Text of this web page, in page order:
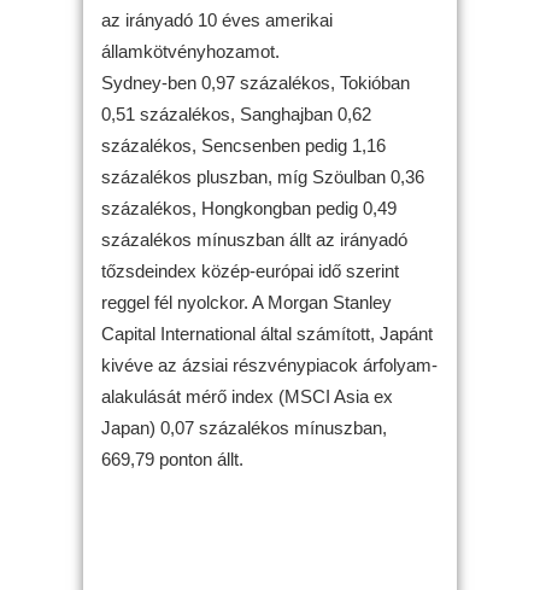
az irányadó 10 éves amerikai
államkötvényhozamot.
Sydney-ben 0,97 százalékos, Tokióban
0,51 százalékos, Sanghajban 0,62
százalékos, Sencsenben pedig 1,16
százalékos pluszban, míg Szöulban 0,36
százalékos, Hongkongban pedig 0,49
százalékos mínuszban állt az irányadó
tőzsdeindex közép-európai idő szerint
reggel fél nyolckor. A Morgan Stanley
Capital International által számított, Japánt
kivéve az ázsiai részvénypiacok árfolyam-
alakulását mérő index (MSCI Asia ex
Japan) 0,07 százalékos mínuszban,
669,79 ponton állt.